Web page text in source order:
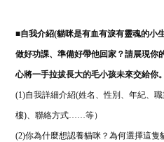
■自我介紹(貓咪是有血有淚有靈魂的小
做好功課、準備好帶他回家？請展現你
心將一手拉拔長大的毛小孩未來交給你
(1)自我詳細介紹(姓名、性別、年紀、
樓)、聯絡方式……等）
(2)你為什麼想認養貓咪？為何選擇這隻